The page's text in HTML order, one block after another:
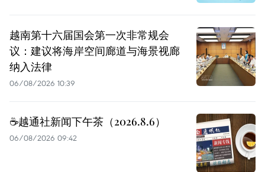
越南第十六届国会第一次非常规会
议：建议将海岸空间廊道与海景视廊
纳入法律
06/08/2026 10:39
☕️越通社新闻下午茶（2026.8.6）
06/08/2026 09:42